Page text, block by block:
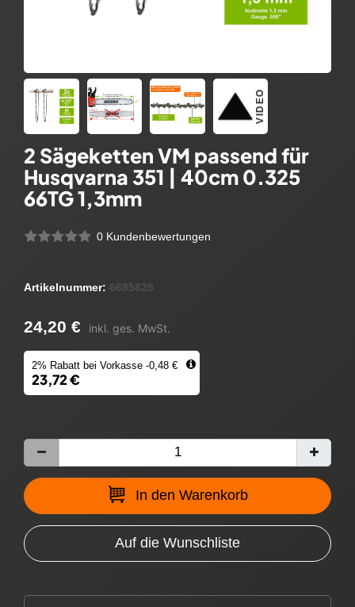
VIDEO
2 Sägeketten VM passend für
Husqvarna 351 | 40cm 0.325
66TG 1,3mm
0 Kundenbewertungen
Artikelnummer: 6685825
24,20 € inkl. ges. MwSt.
2% Rabatt bei Vorkasse -0,48 €
23,72 €
In den Warenkorb
Auf die Wunschliste